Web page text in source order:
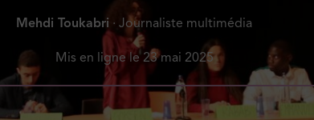
Mehdi Toukabri · Journaliste multimédia
Mis en ligne le 23 mai 2025